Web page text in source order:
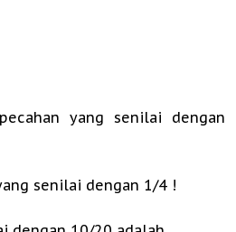
yang senilai dengan
senilai dengan 1/4 !